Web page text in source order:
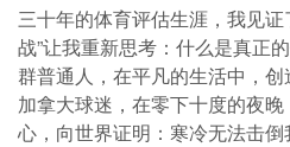
三十年的体育评估生涯，我见
战”让我重新思考：什么是真正
群普通人，在平凡的生活中，
加拿大球迷，在零下十度的夜
心，向世界证明：寒冷无法击倒